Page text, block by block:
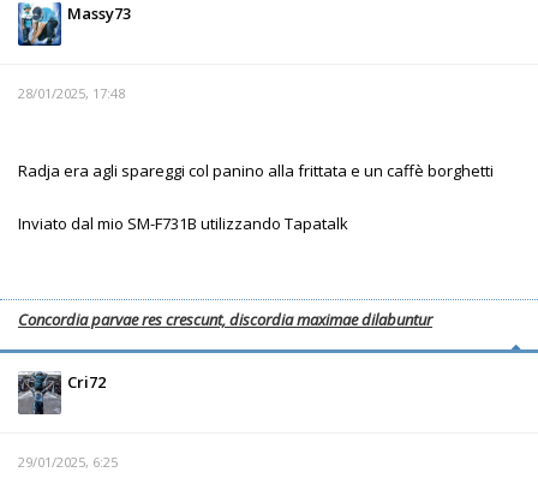
Massy73
28/01/2025, 17:48
Radja era agli spareggi col panino alla frittata e un caffè borghetti
Inviato dal mio SM-F731B utilizzando Tapatalk
Concordia parvae res crescunt, discordia maximae dilabuntur
Cri72
29/01/2025, 6:25